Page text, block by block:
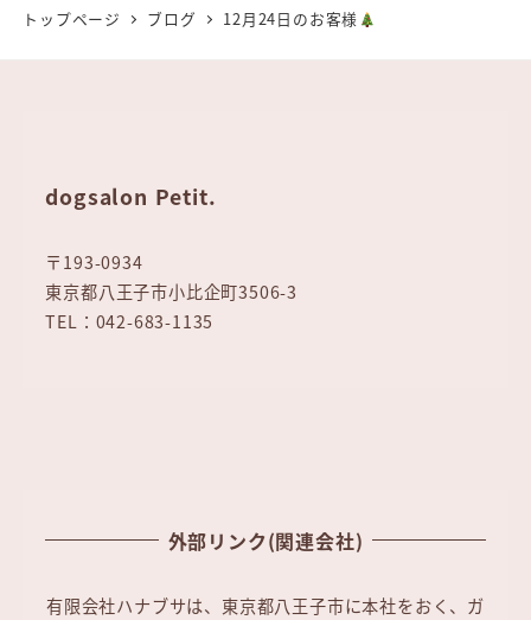
トップページ ブログ 12月24日のお客様
dogsalon Petit.
〒193-0934
東京都八王子市小比企町3506-3
TEL：042-683-1135
外部リンク(関連会社)
有限会社ハナブサは、東京都八王子市に本社をおく、ガ